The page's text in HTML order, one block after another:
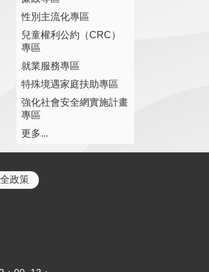
性別主流化專區
兒童權利公約（CRC）
專區
就業服務專區
特殊境遇家庭扶助專區
強化社會安全網實施計畫
專區
更多...
政策